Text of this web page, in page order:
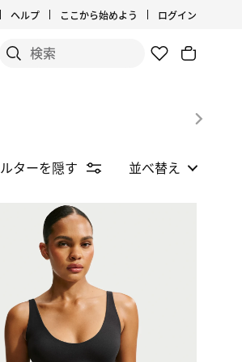
ヘルプ ここから始めよう ログイン
ターを隠す 並べ替え